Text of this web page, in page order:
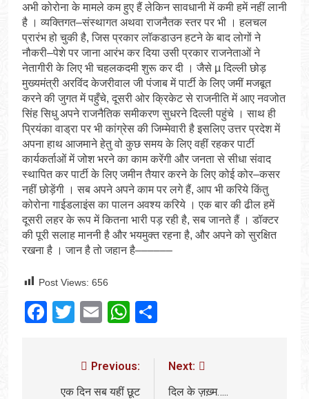
अभी कोरोना के मामले कम हुए हैं लेकिन सावधानी में कमी हमें नहीं लानी
है । व्यक्तिगत–संस्थागत अथवा राजनैतक स्तर पर भी । हलचल
प्रारंभ हो चुकी है, जिस प्रकार लॉकडाउन हटने के बाद लोगों ने
नौकरी–पेशे पर जाना आरंभ कर दिया उसी प्रकार राजनेताओं ने
नेतागीरी के लिए भी चहलकदमी शुरू कर दी । जैसे µ दिल्ली छोड़
मुख्यमंत्री अरविंद केजरीवाल जी पंजाब में पार्टी के लिए जमीं मजबूत
करने की जुगत में पहुँचे, दूसरी ओर क्रिकेट से राजनीति में आए नवजोत
सिंह सिधु अपने राजनैतिक समीकरण सुधरने दिल्ली पहुंचे । साथ ही
प्रियंका वाड्रा पर भी कांग्रेस की जिम्मेवारी है इसलिए उत्तर प्रदेश में
अपना हाथ आजमाने हेतु वो कुछ समय के लिए वहीं रहकर पार्टी
कार्यकर्ताओं में जोश भरने का काम करेंगी और जनता से सीधा संवाद
स्थापित कर पार्टी के लिए जमीन तैयार करने के लिए कोई कोर–कसर
नहीं छोड़ेंगी । सब अपने अपने काम पर लगे हैं, आप भी करिये किंतु
कोरोना गाईडलाइंस का पालन अवश्य करिये । एक बार की ढील हमें
दूसरी लहर के रूप में कितना भारी पड़ रही है, सब जानते हैं । डॉक्टर
की पूरी सलाह माननी है और भयमुक्त रहना है, और अपने को सुरक्षित
रखना है । जान है तो जहान है––––––
Post Views: 656
Facebook
Twitter
EmailWhatsApp
Previous:
एक दिन सब यहीं छूट
Next:
दिल के ज़ख़्म…..